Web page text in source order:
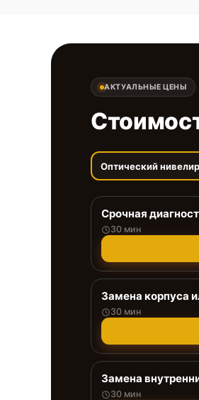
АКТУАЛЬНЫЕ ЦЕНЫ
Оптический нивелир
Срочная
30 мин
Замена корпуса
30 мин
Замена
30 мин